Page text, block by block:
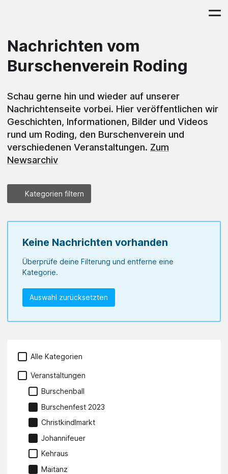
Nachrichten vom
Burschenverein Roding
Schau gerne hin und wieder auf unserer
Nachrichtenseite vorbei. Hier veröffentlichen wir
Geschichten, Informationen, Bilder und Videos
rund um Roding, den Burschenverein und
verschiedenen Veranstaltungen. Zum
Newsarchiv
Kategorien filtern
Keine Nachrichten vorhanden
Überprüfe deine Filterung und entferne eine
Kategorie.
Auswahl zurücksetzten
Alle Kategorien
Veranstaltungen
Burschenball
Burschenfest 2023
Christkindlmarkt
Johannifeuer
Kehraus
Maitanz